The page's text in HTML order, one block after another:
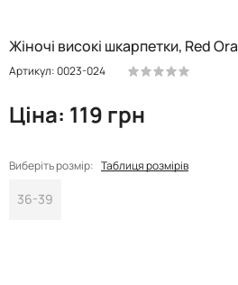
Жіночі високі шкарпетки, Red
Артикул: 0023-024
Ціна: 119 грн
Виберіть розмір: Таблиця розмірів
36-39